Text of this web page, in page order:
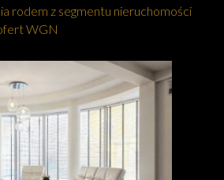
rodem z segmentu nieruchomości
WGN